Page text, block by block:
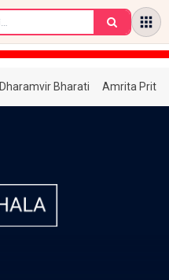
Dharamvir Bharati Amrita